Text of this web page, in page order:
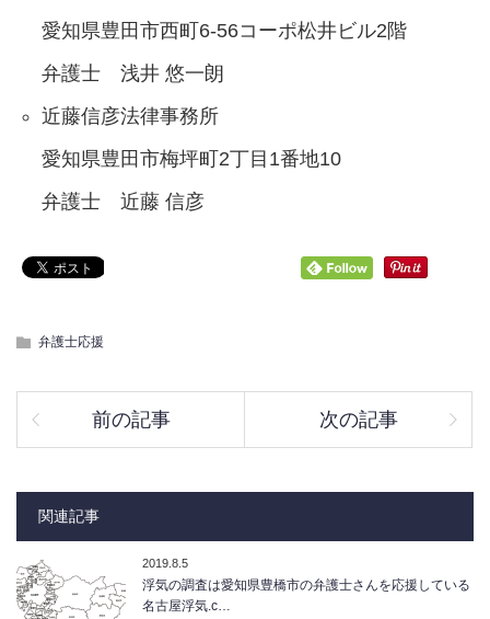
愛知県豊田市西町6-56コーポ松井ビル2階
弁護士 浅井 悠一朗
近藤信彦法律事務所
愛知県豊田市梅坪町2丁目1番地10
弁護士 近藤 信彦
弁護士応援
前の記事 次の記事
関連記事
2019.8.5
浮気の調査は愛知県豊橋市の弁護士さんを応援している
名古屋浮気.c…